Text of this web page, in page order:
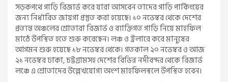
সড়কপথে গাড়ি রিজার্ভ করে যারা আসবেন তাদের গাড়ি পার্কিংয়ের
জন্য নির্ধারিত জায়গা প্রস্তুত করা হয়েছে। ১০ নভেম্বর থেকে দেশের
প্রত্যন্ত অঞ্চলের শ্রোতারা রিজার্ভ ও ব্যাক্তিগত গাড়ি নিয়ে মাহফিল
মাঠে উপস্থিত হতে শুরু করেছেন। লঞ্চ ও ট্রলারে করে মানুষের
আগমন শুরু হয়েছে ১৮ নভেম্বর থেকে। গতকাল ২০ নভেম্বর ও আজ
২১ নভেম্বর ঢাকা, চট্টগ্রামসহ দেশের বিভিন্ন নদীবন্দর থেকে রিজার্ভ
লঞ্চে এ শ্রোতাদের উল্লেখযোগ্য অংশ মাহফিলস্থলে উপস্থিত হবেন।